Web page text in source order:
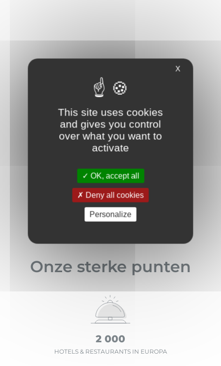
Onze sterke punten
2 000
HOTELS & RESTAURANTS IN EUROPA
X
This site uses cookies
and gives you control
over what you want to
activate
OK, accept all
Deny all cookies
Personalize